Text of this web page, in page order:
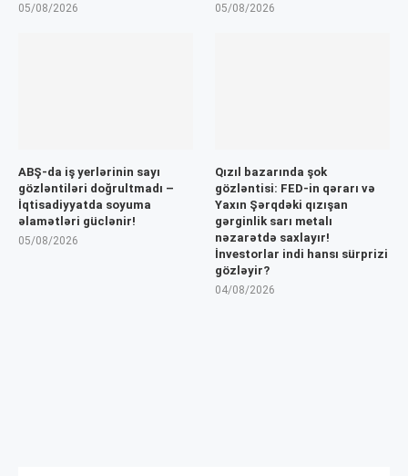
05/08/2026 05/08/2026
ABŞ-da iş yerlərinin sayı
gözləntiləri doğrultmadı –
İqtisadiyyatda soyuma
əlamətləri güclənir!
05/08/2026
Qızıl bazarında şok
gözləntisi: FED-in qərarı və
Yaxın Şərqdəki qızışan
gərginlik sarı metalı
nəzarətdə saxlayır!
İnvestorlar indi hansı sürprizi
gözləyir?
04/08/2026